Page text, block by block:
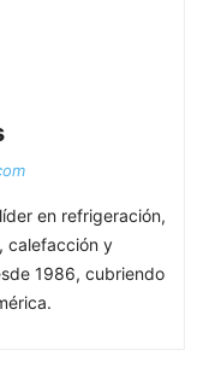
en refrigeración,
calefacción y
1986, cubriendo